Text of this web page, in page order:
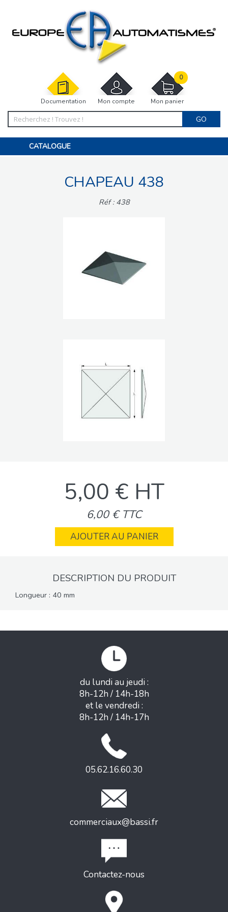
Documentation Mon compte Mon panier
0
GO
CATALOGUE
MOTORISATIONS
ACCESSOIRES ET ELECTRONIQUES
INTERPHONES VISIOPHONES
CHAPEAU 438
Réf : 438
5,00 € HT
6,00 € TTC
AJOUTER AU PANIER
DESCRIPTION DU PRODUIT
Longueur : 40 mm
du lundi au jeudi :
8h-12h / 14h-18h
et le vendredi :
8h-12h / 14h-17h
05.62.16.60.30
commerciaux@bassi.fr
Contactez-nous